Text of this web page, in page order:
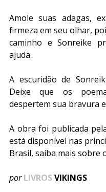
Amole suas adagas,
firmeza em seu olhar,
caminho e Sonreike
ajuda.
A escuridão de
Deixe que os
despertem sua bravura
A obra foi publicada
está disponível nas
Brasil, saiba mais sobre
por LIVROS VIKINGS